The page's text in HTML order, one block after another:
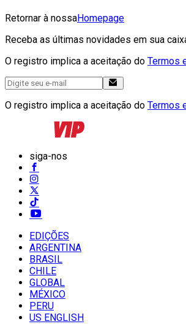
Retornar à nossaHomepage
Receba as últimas novidades em sua
O registro implica a aceitação do Termos
O registro implica a aceitação do Termos
siga-nos
EDIÇÕES
ARGENTINA
BRASIL
CHILE
GLOBAL
MÉXICO
PERU
US ENGLISH